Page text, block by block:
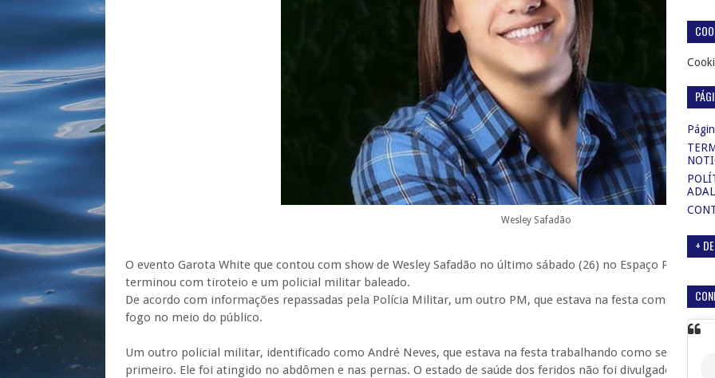
Wesley Safadão
O evento Garota White que contou com show de Wesley Safadão no último sábado (26) no Espaço Praia do
terminou com tiroteio e um policial militar baleado.
De acordo com informações repassadas pela Polícia Militar, um outro PM, que estava na festa como
fogo no meio do público.
Um outro policial militar, identificado como André Neves, que estava na festa trabalhando como segurança,
primeiro. Ele foi atingido no abdômen e nas pernas. O estado de saúde dos feridos não foi divulgado.
+